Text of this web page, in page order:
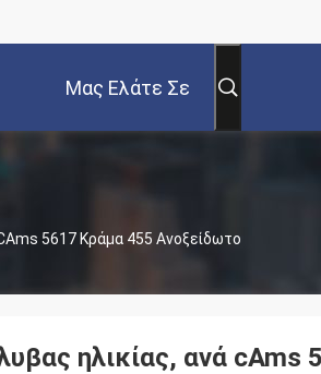
Μας Ελάτε Σε
5617 Κράμα 455 Ανοξείδωτο
ηλικίας, ανά cAms